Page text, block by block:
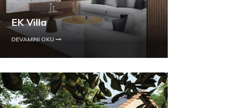
EK Villa
DEVAMINI OKU